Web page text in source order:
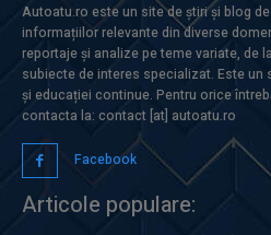
Autoatu.ro este un site de știri și blog
informațiilor relevante din diverse
reportaje și analize pe teme variate, de
subiecte de interes specializat. Este
și educației continue. Pentru orice
contacta la: contact [at] autoatu.ro
Facebook
Articole populare: